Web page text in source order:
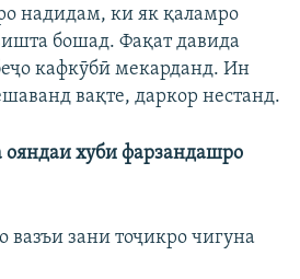
надидам, ки як қаламро
бошад. Фақат давида
кафкӯбӣ мекарданд. Ин
вақте, даркор нестанд.
хуби фарзандашро
зани тоҷикро чигуна